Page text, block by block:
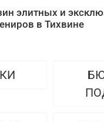
элитных и
в Тихвине